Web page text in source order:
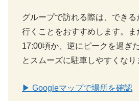
グループで訪れる際は、できる
行くことをおすすめします。
17:00頃か、逆にピークを過ぎ
とスムーズに駐車しやすくなり
▶ Googleマップで場所を確認